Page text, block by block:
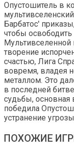
Опустошитель в
Барбатос'
чтобы
Мультивселенной
творение
счастью, Лига
вовремя, владея
металлом. Это
в последней
судьбы, основная
победила
устранение
ПОХОЖИЕ